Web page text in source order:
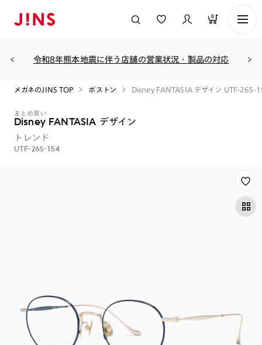
0
令和8年熊本地震に伴う店舗の営業状況・製品の対応
メガネのJINS TOP ボストン Disney FANTASIA デザイン UTF-26S-
まとめ買い
Disney FANTASIA デザイン
トレンド
UTF-26S-154